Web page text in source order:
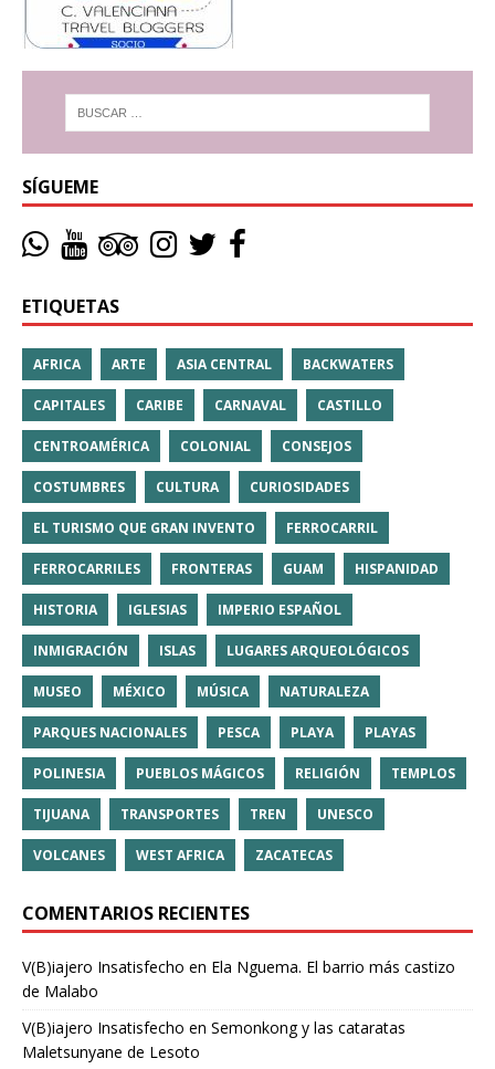
SÍGUEME
ETIQUETAS
AFRICA ARTE ASIA CENTRAL BACKWATERS
CAPITALES CARIBE CARNAVAL CASTILLO
CENTROAMÉRICA COLONIAL CONSEJOS
COSTUMBRES CULTURA CURIOSIDADES
EL TURISMO QUE GRAN INVENTO FERROCARRIL
FERROCARRILES FRONTERAS GUAM HISPANIDAD
HISTORIA IGLESIAS IMPERIO ESPAÑOL
INMIGRACIÓN ISLAS LUGARES ARQUEOLÓGICOS
MUSEO MÉXICO MÚSICA NATURALEZA
PARQUES NACIONALES PESCA PLAYA PLAYAS
POLINESIA PUEBLOS MÁGICOS RELIGIÓN TEMPLOS
TIJUANA TRANSPORTES TREN UNESCO
VOLCANES WEST AFRICA ZACATECAS
COMENTARIOS RECIENTES
V(B)iajero Insatisfecho en Ela Nguema. El barrio más castizo
de Malabo
V(B)iajero Insatisfecho en Semonkong y las cataratas
Maletsunyane de Lesoto